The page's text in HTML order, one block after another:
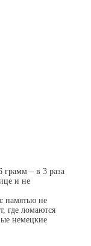
грамм – в 3 раза
и не
памятью не
где ломаются
немецкие